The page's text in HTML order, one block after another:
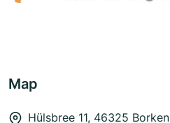
Map
Hülsbree 11, 46325 Borken